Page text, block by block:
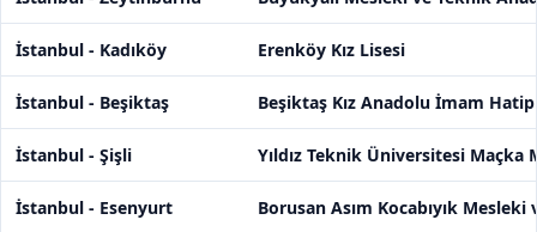
İstanbul - Kadıköy Erenköy Kız Lisesi
İstanbul - Beşiktaş Beşiktaş Kız Anadolu İmam
İstanbul - Şişli Yıldız Teknik Üniversitesi
İstanbul - Esenyurt Borusan Asım Kocabıyık